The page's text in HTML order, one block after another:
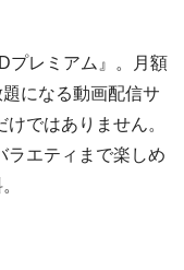
プレミアム』。月額
になる動画配信サ
ではありません。
ラエティまで楽しめ